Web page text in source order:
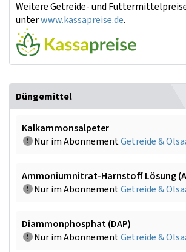
Weitere Getreide- und
unterwww.kassapreise.de.
Düngemittel
Kalkammonsalpeter
Nur im AbonnementGetreide &
Ammoniumnitrat-Harnstoff Lösung
Nur im AbonnementGetreide &
Diammonphosphat (DAP)
Nur im AbonnementGetreide &